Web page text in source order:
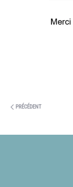
PRÉCÉDENT